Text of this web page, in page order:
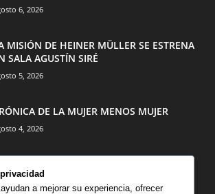
6, 2026
MISIÓN DE HEINER MÜLLER SE ESTRENA
SALA AGUSTÍN SIRÉ
5, 2026
DE LA MUJER MENOS MUJER
4, 2026
a mejorar su experiencia, ofrecer